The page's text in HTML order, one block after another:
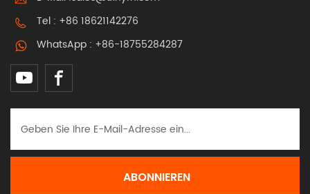
Tel : +86 18621142276
WhatsApp : +86-18755284287